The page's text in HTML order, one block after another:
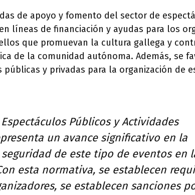
de apoyo y fomento del sector de
líneas de financiación y ayudas para los
que promuevan la cultura gallega y
de la comunidad autónoma. Además, se
y privadas para la organización de
Públicos y Actividades
un avance significativo en la
de este tipo de eventos en
esta normativa, se establecen
se establecen sanciones